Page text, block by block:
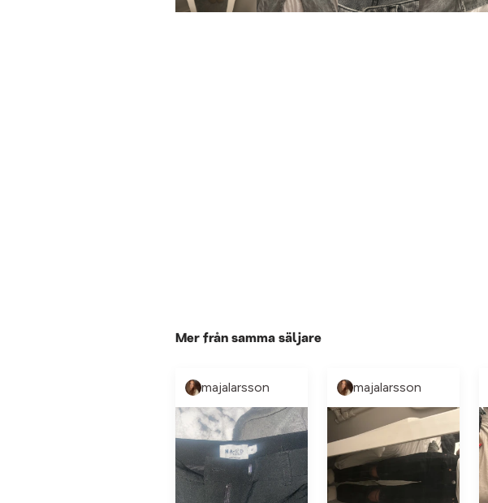
Mer från samma säljare
majalarsson majalarsson